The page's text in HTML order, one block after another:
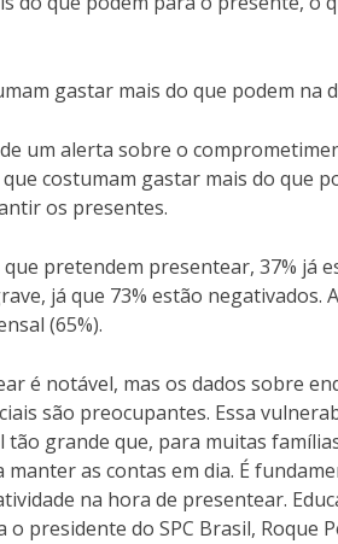
gastar mais do que podem na
um alerta sobre o
costumam gastar mais do que
os presentes.
pretendem presentear, 37% já
já que 73% estão
(65%).
é notável, mas os dados sobre
são preocupantes. Essa
tão grande que, para muitas
manter as contas em dia. É
na hora de presentear.
o presidente do SPC Brasil, Roque